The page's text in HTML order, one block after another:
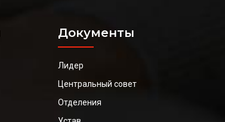
Документы
Лидер
Центральный совет
Отделения